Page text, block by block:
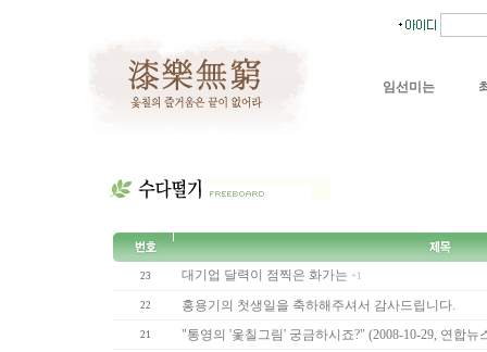
임선미는
23 대기업 달력이 점찍은 화가는 +1
22 홍용기의 첫생일을 축하해주셔서 감사드립니다.
21 "통영의 '옻칠그림' 궁금하시죠?" (2008-10-29, 연합뉴